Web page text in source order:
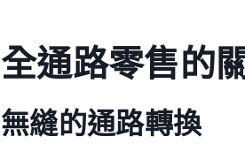
全通路零售的
無縫的通路轉換